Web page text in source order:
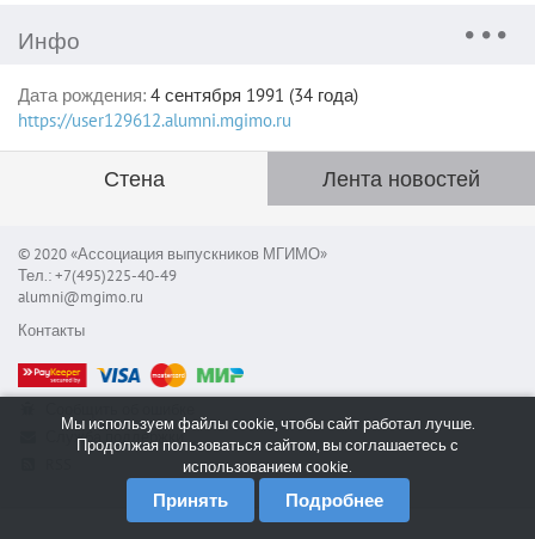
Инфо
Дата рождения: 4 сентября 1991 (34 года)
https://user129612.alumni.mgimo.ru
Стена Лента новостей
© 2020 «Ассоциация выпускников МГИМО»
Тел.: +7(495)225-40-49
alumni@mgimo.ru
Контакты
Служба поддержки
Мы используем файлы cookie, чтобы сайт работал лучше.
Продолжая пользоваться сайтом, вы соглашаетесь с
использованием cookie.
Принять Подробнее